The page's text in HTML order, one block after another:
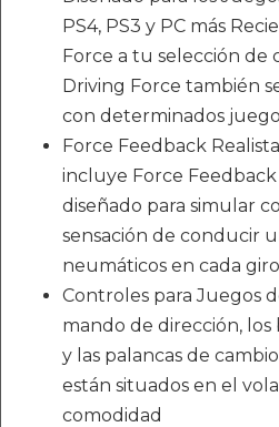
PS4, PS3 y PC más
Force a tu selección de
Driving Force también
con determinados
Force Feedback
incluye Force
diseñado para simular
sensación de conducir
neumáticos en cada giro
Controles para Juegos
mando de dirección,
y las palancas de
están situados en el
comodidad